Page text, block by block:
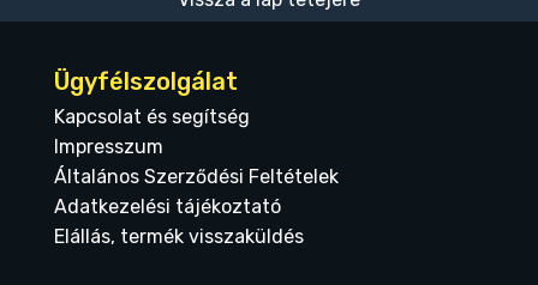
Ügyfélszolgálat
Kapcsolat és segítség
Impresszum
Általános Szerződési Feltételek
Adatkezelési tájékoztató
Elállás, termék visszaküldés